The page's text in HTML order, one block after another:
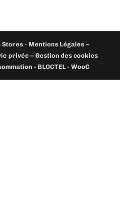
Stores - Mentions Légales –
privée – Gestion des cookies
- BLOCTEL - WooC